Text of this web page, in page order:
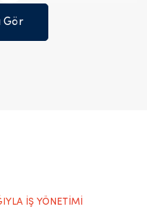
Gör
İŞ YÖNETİMİ